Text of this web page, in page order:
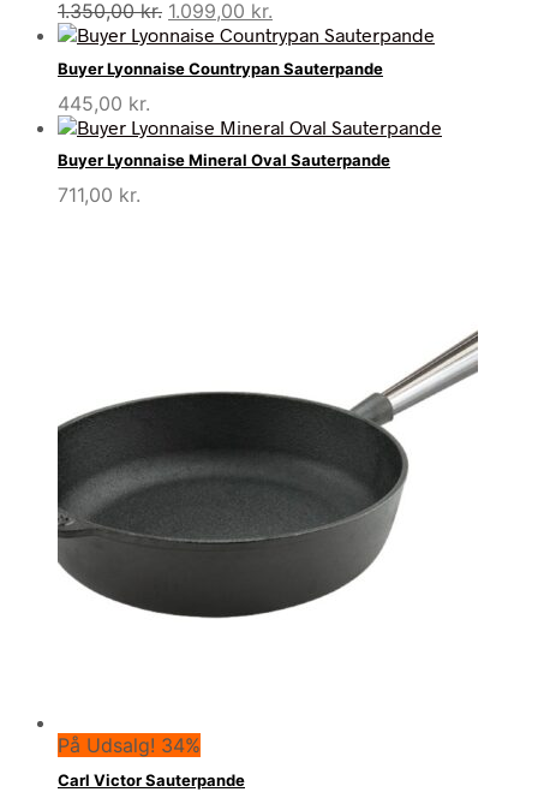
1.350,00kr. Den
oprindelige
pris
var:
1.099,00 kr.
aktuelle
pris
er:
Buyer Lyonnaise Countrypan Sauterpande
445,00 kr.
Buyer Lyonnaise Mineral Oval Sauterpande
711,00 kr.
På Udsalg! 34%
Carl Victor Sauterpande